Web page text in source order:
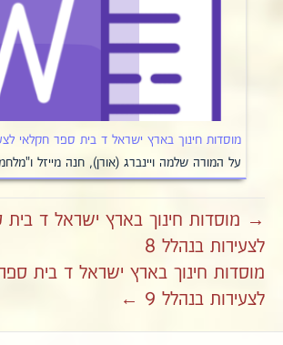
מוסדות חינוך בארץ ישראל ד בית ספר חקלאי
על המורה שלמה ויינברג (אורן), חנה מייזל
→ מוסדות חינוך בארץ ישראל ד בית
לצעירות בנהלל 8
מוסדות חינוך בארץ ישראל ד בית
לצעירות בנהלל 9 ←